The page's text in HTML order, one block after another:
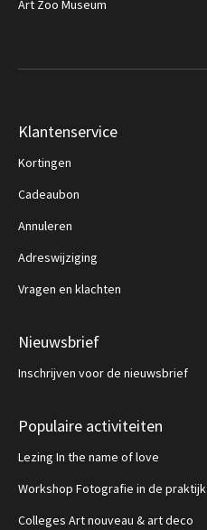
Art Zoo Museum
Klantenservice
Kortingen
Cadeaubon
Annuleren
Adreswijziging
Vragen en klachten
Nieuwsbrief
Inschrijven voor de nieuwsbrief
Populaire activiteiten
Lezing In the name of love
Workshop Fotografie in de praktijk
Colleges Art nouveau & art deco